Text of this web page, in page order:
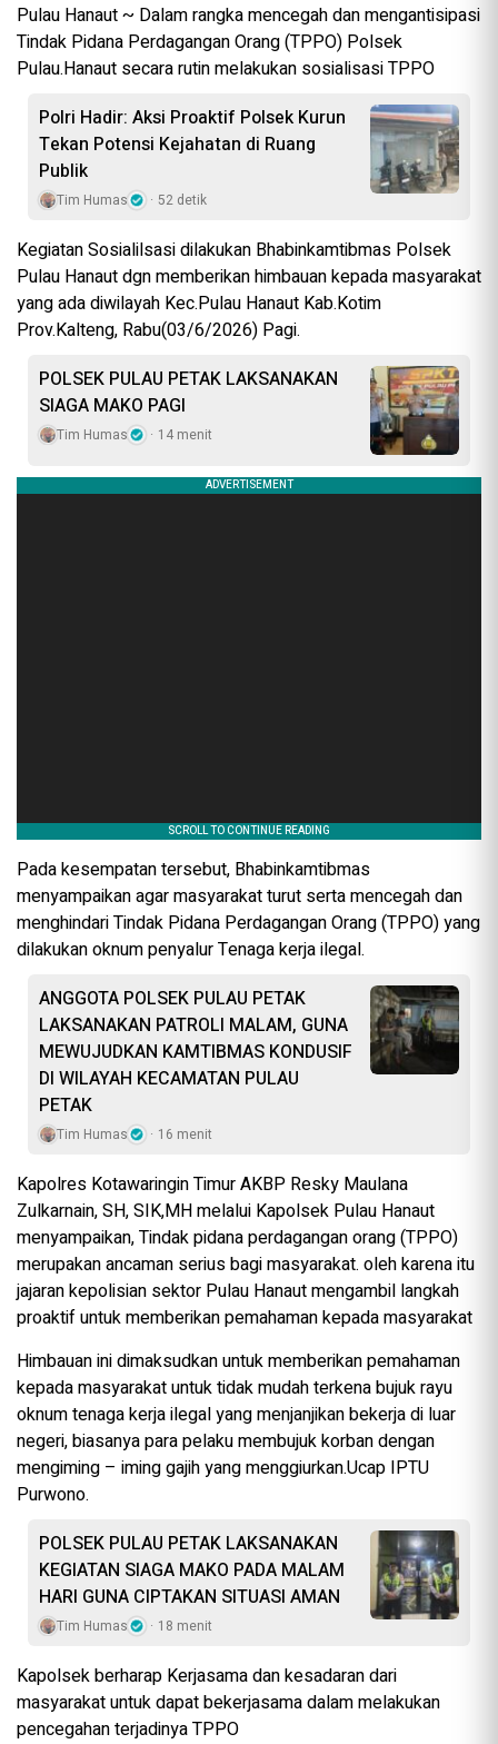
Pulau Hanaut ~ Dalam rangka mencegah dan mengantisipasi
Tindak Pidana Perdagangan Orang (TPPO) Polsek
Pulau.Hanaut secara rutin melakukan sosialisasi TPPO
Polri Hadir: Aksi Proaktif Polsek Kurun
Tekan Potensi Kejahatan di Ruang
Publik
Tim Humas 52 detik
Kegiatan Sosialilsasi dilakukan Bhabinkamtibmas Polsek
Pulau Hanaut dgn memberikan himbauan kepada masyarakat
yang ada diwilayah Kec.Pulau Hanaut Kab.Kotim
Prov.Kalteng, Rabu(03/6/2026) Pagi.
POLSEK PULAU PETAK LAKSANAKAN
SIAGA MAKO PAGI
Tim Humas 14 menit
Pada kesempatan tersebut, Bhabinkamtibmas
menyampaikan agar masyarakat turut serta mencegah dan
menghindari Tindak Pidana Perdagangan Orang (TPPO) yang
dilakukan oknum penyalur Tenaga kerja ilegal.
ANGGOTA POLSEK PULAU PETAK
LAKSANAKAN PATROLI MALAM, GUNA
MEWUJUDKAN KAMTIBMAS KONDUSIF
DI WILAYAH KECAMATAN PULAU
PETAK
Tim Humas 16 menit
Kapolres Kotawaringin Timur AKBP Resky Maulana
Zulkarnain, SH, SIK,MH melalui Kapolsek Pulau Hanaut
menyampaikan, Tindak pidana perdagangan orang (TPPO)
merupakan ancaman serius bagi masyarakat. oleh karena itu
jajaran kepolisian sektor Pulau Hanaut mengambil langkah
proaktif untuk memberikan pemahaman kepada masyarakat
Himbauan ini dimaksudkan untuk memberikan pemahaman
kepada masyarakat untuk tidak mudah terkena bujuk rayu
oknum tenaga kerja ilegal yang menjanjikan bekerja di luar
negeri, biasanya para pelaku membujuk korban dengan
mengiming – iming gajih yang menggiurkan.Ucap IPTU
Purwono.
POLSEK PULAU PETAK LAKSANAKAN
KEGIATAN SIAGA MAKO PADA MALAM
HARI GUNA CIPTAKAN SITUASI AMAN
Tim Humas 18 menit
Kapolsek berharap Kerjasama dan kesadaran dari
masyarakat untuk dapat bekerjasama dalam melakukan
pencegahan terjadinya TPPO